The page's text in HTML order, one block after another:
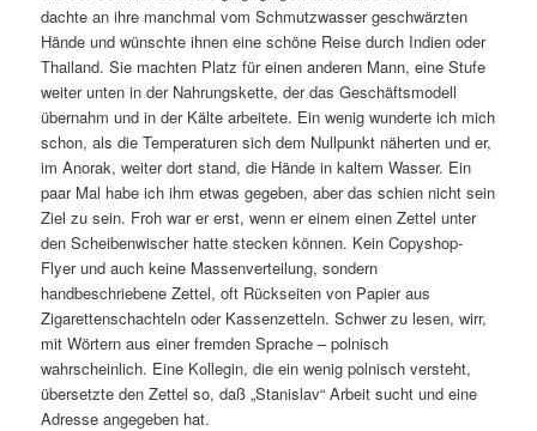
dachte an ihre manchmal vom Schmutzwasser geschwärzten
Hände und wünschte ihnen eine schöne Reise durch Indien oder
Thailand. Sie machten Platz für einen anderen Mann, eine Stufe
weiter unten in der Nahrungskette, der das Geschäftsmodell
übernahm und in der Kälte arbeitete. Ein wenig wunderte ich mich
schon, als die Temperaturen sich dem Nullpunkt näherten und er,
im Anorak, weiter dort stand, die Hände in kaltem Wasser. Ein
paar Mal habe ich ihm etwas gegeben, aber das schien nicht sein
Ziel zu sein. Froh war er erst, wenn er einem einen Zettel unter
den Scheibenwischer hatte stecken können. Kein Copyshop-
Flyer und auch keine Massenverteilung, sondern
handbeschriebene Zettel, oft Rückseiten von Papier aus
Zigarettenschachteln oder Kassenzetteln. Schwer zu lesen, wirr,
mit Wörtern aus einer fremden Sprache – polnisch
wahrscheinlich. Eine Kollegin, die ein wenig polnisch versteht,
übersetzte den Zettel so, daß „Stanislav“ Arbeit sucht und eine
Adresse angegeben hat.